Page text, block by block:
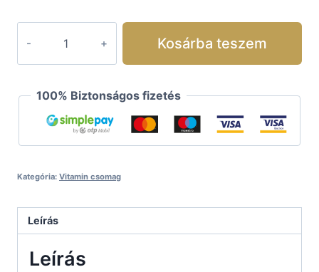
Kosárba teszem
100% Biztonságos fizetés
Kategória: Vitamin csomag
Leírás
Leírás